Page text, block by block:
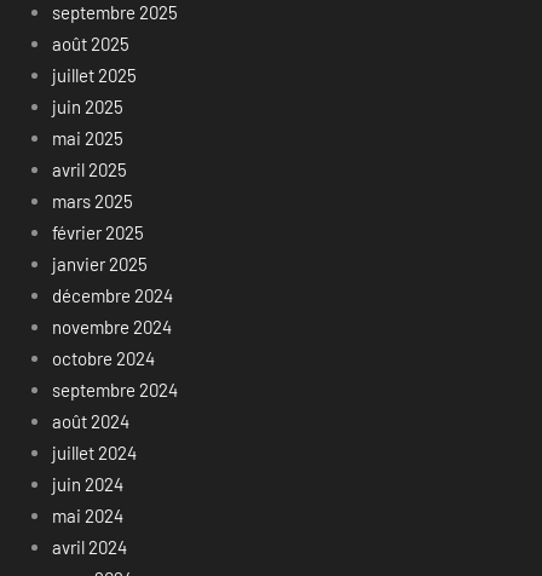
septembre 2025
août 2025
juillet 2025
juin 2025
mai 2025
avril 2025
mars 2025
février 2025
janvier 2025
décembre 2024
novembre 2024
octobre 2024
septembre 2024
août 2024
juillet 2024
juin 2024
mai 2024
avril 2024